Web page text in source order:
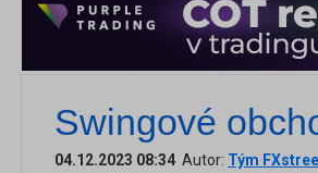
Swingové
04.12.2023 08:34 Autor: Tým